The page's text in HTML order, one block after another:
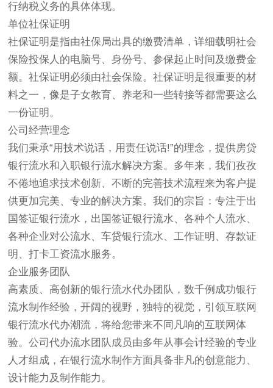
行纳税义务的具体体现。
单位社保证明
社保证明是指由社保局出具的缴费清单，详细载明社会
保险投保人的电脑号、身份号、参保起止时间及缴费金
额。社保证明必须由社会保险。社保证明是很重要的材
料之一，像是子女教育、养老和一些转接等都需要这么
一份证明。
公司经营理念
我们秉承“用技术说话，用责任说话!”的理念，提供房贷
银行流水和入职银行流水解决方案。多年来，我们孜孜
不倦地追求技术创新、不断的完善技术流程来为客户提
供更加完美、专业的解决方案。我们的宗旨：专注于出
国签证银行流水，出国签证银行流水、各种个人流水、
各种企业对公流水、车贷银行流水、工作证明、存款证
明、打卡工资流水服务。
企业服务团队
高素质、高创新的银行流水代办团队，数千例成功银行
流水制作经验，开阔的视野，独特的视觉，引领互联网
银行流水代办潮流，将给您带来不同凡响的互联网体
验。公司代办流水团队成员由多年从事会计经验的专业
人才组成，在银行流水制作方面具备非凡的创意能力、
设计能力及制作能力。